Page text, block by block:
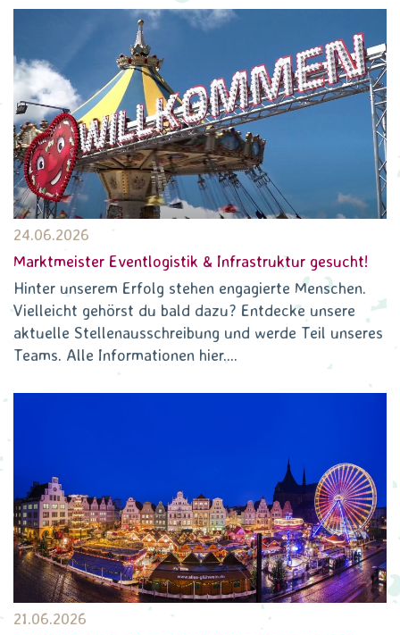
Weihnachtsmärkte im Norden teilzunehmen? Wir
sind immer an guten Angeboten interessiert!
Besonders sind uns ausgefallene und vielleicht
einzigartige Ideen willkommen.
24.06.2026
Marktmeister Eventlogistik & Infrastruktur gesucht!
Hinter unserem Erfolg stehen engagierte Menschen.
Vielleicht gehörst du bald dazu? Entdecke unsere
aktuelle Stellenausschreibung und werde Teil unseres
Teams. Alle Informationen hier....
21.06.2026